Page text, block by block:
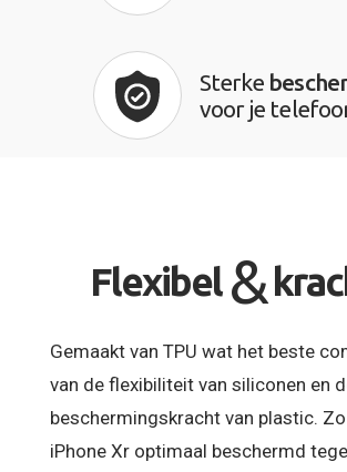
Sterke
voor je
Flexibel &
Gemaakt van TPU wat het beste
van de flexibiliteit van siliconen en
beschermingskracht van plastic.
iPhone Xr optimaal beschermd